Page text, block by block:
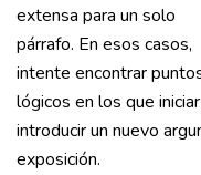
extensa para un solo
párrafo. En esos casos,
intente encontrar
lógicos en los que
introducir un nuevo
exposición.